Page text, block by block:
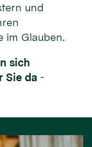
und
im Glauben.
sich
Sie da -